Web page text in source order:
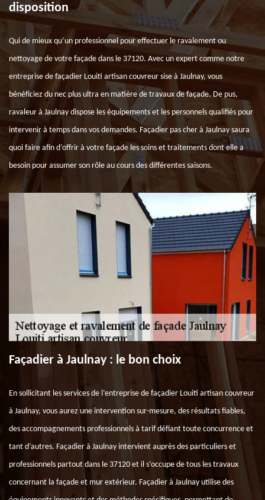
disposition
Qui de mieux qu’un professionnel pour effectuer le ravalement ou
nettoyage de votre façade dans le 37120. Avec un expert comme notre
entreprise de façadier Louiti artisan couvreur sise à Jaulnay, vous
bénéficiez du nec plus ultra en matière de travaux de façade. De pus,
ravaleur à Jaulnay dispose les équipements et les personnels qualifiés pour
intervenir à temps dans vos demandes. Façadier pas cher à Jaulnay saura
quoi faire afin d’offrir à votre façade les soins et traitements dont elle a
besoin pour assumer son rôle au cours des différentes saisons.
Façadier à Jaulnay : le bon choix
En sollicitant les services de l’entreprise de façadier Louiti artisan couvreur
à Jaulnay, vous aurez une intervention sur-mesure, des résultats fiables,
des accompagnements professionnels à tarif défiant toute concurrence et
tant d’autres. Façadier à Jaulnay intervient auprès des particuliers et
professionnels partout dans le 37120 et il s’occupe de tous les travaux
concernant la façade et mur extérieur. Façadier à Jaulnay utilise des